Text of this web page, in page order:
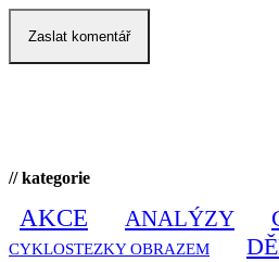
// kategorie
AKCE ANALÝZY
CYKLOSTEZKY OBRAZEM